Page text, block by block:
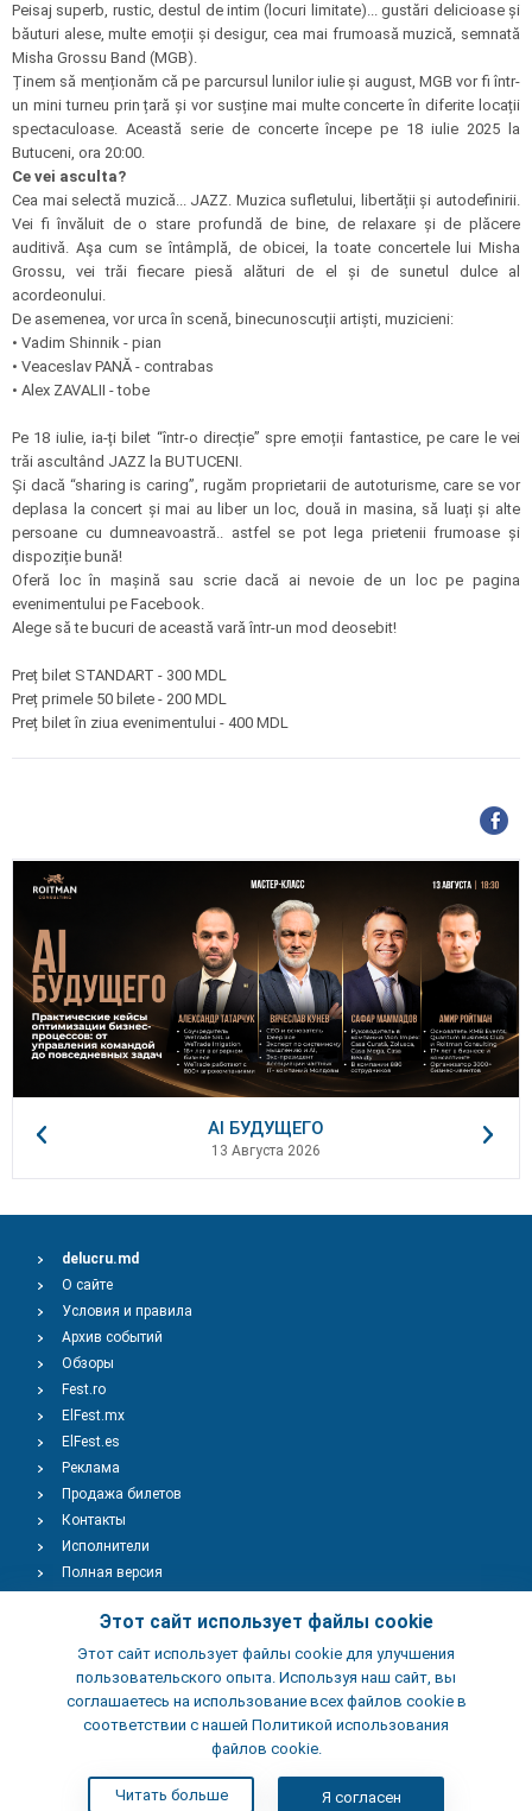
Peisaj superb, rustic, destul de intim (locuri limitate)... gustări delicioase și
băuturi alese, multe emoții și desigur, cea mai frumoasă muzică, semnată
Misha Grossu Band (MGB).
Ținem să menționăm că pe parcursul lunilor iulie și august, MGB vor fi într-
un mini turneu prin țară și vor susține mai multe concerte în diferite locații
spectaculoase. Această serie de concerte începe pe 18 iulie 2025 la
Butuceni, ora 20:00.
Ce vei asculta?
Cea mai selectă muzică... JAZZ. Muzica sufletului, libertății și autodefinirii.
Vei fi învăluit de o stare profundă de bine, de relaxare și de plăcere
auditivă. Aşa cum se întâmplă, de obicei, la toate concertele lui Misha
Grossu, vei trăi fiecare piesă alături de el și de sunetul dulce al
acordeonului.
De asemenea, vor urca în scenă, binecunoscuții artiști, muzicieni:
• Vadim Shinnik - pian
• Veaceslav PANĂ - contrabas
• Alex ZAVALII - tobe
Pe 18 iulie, ia-ți bilet “într-o direcție” spre emoții fantastice, pe care le vei
trăi ascultând JAZZ la BUTUCENI.
Și dacă “sharing is caring”, rugăm proprietarii de autoturisme, care se vor
deplasa la concert și mai au liber un loc, două in masina, să luați și alte
persoane cu dumneavoastră.. astfel se pot lega prietenii frumoase și
dispoziție bună!
Oferă loc în mașină sau scrie dacă ai nevoie de un loc pe pagina
evenimentului pe Facebook.
Alege să te bucuri de această vară într-un mod deosebit!
Preț bilet STANDART - 300 MDL
Preț primele 50 bilete - 200 MDL
Preț bilet în ziua evenimentului - 400 MDL
AI БУДУЩЕГО
13 Августа 2026
Этот сайт использует файлы cookie
Этот сайт использует файлы cookie для улучшения
пользовательского опыта. Используя наш сайт, вы
соглашаетесь на использование всех файлов cookie в
соответствии с нашей Политикой использования
файлов cookie.
Читать больше Я согласен
delucru.md
О сайте
Условия и правила
Архив событий
Обзоры
Fest.ro
ElFest.mx
ElFest.es
Реклама
Продажа билетов
Контакты
Исполнители
Полная версия
Добавить Событие
Добавить Заведение